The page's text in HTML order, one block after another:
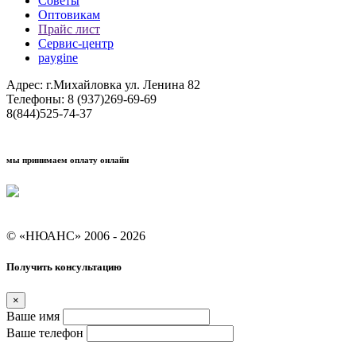
Оптовикам
Прайс лист
Сервис-центр
paygine
Адрес: г.Михайловка ул. Ленина 82
Телефоны: 8 (937)269-69-69
8(844)525-74-37
мы принимаем оплату онлайн
© «НЮАНС» 2006 - 2026
Получить консультацию
×
Ваше имя
Ваше телефон